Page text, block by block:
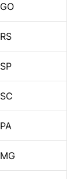
GO
RS
SP
SC
PA
MG